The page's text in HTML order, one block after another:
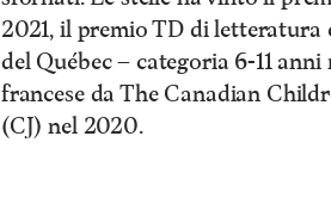
2021, il premio TD di letteratura
del Québec – categoria 6-11
francese da The Canadian
(CJ) nel 2020.